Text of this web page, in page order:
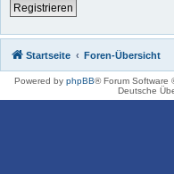
Registrieren
Startseite Foren-Übersicht
Powered by phpBB® Forum Software
Deutsche